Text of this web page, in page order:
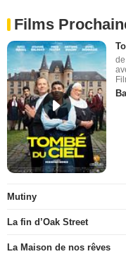
Films
Mutiny
La fin d’Oak Street
La Maison de nos rêves